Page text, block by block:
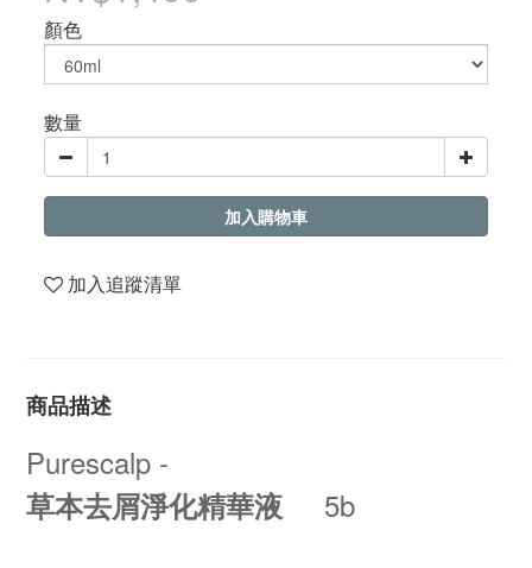
顏色
數量
加入購物車
加入追蹤清單
商品描述
Purescalp -
草本去屑淨化精華液 5b